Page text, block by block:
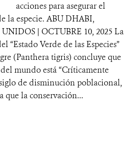
acciones para asegurar el
la especie. ABU DHABI,
| OCTUBRE 10, 2025 La
“Estado Verde de las Especies”
(Panthera tigris) concluye que
mundo está “Críticamente
de disminución poblacional,
que la conservación...